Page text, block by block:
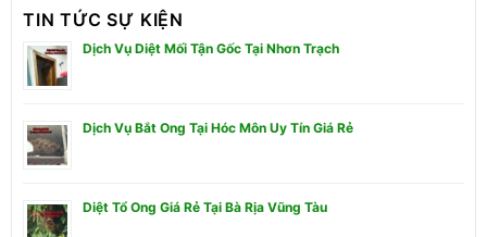
TIN TỨC SỰ KIỆN
Dịch Vụ Diệt Mối Tận Gốc Tại Nhơn Trạch
Dịch Vụ Bắt Ong Tại Hóc Môn Uy Tín Giá Rẻ
Diệt Tổ Ong Giá Rẻ Tại Bà Rịa Vũng Tàu